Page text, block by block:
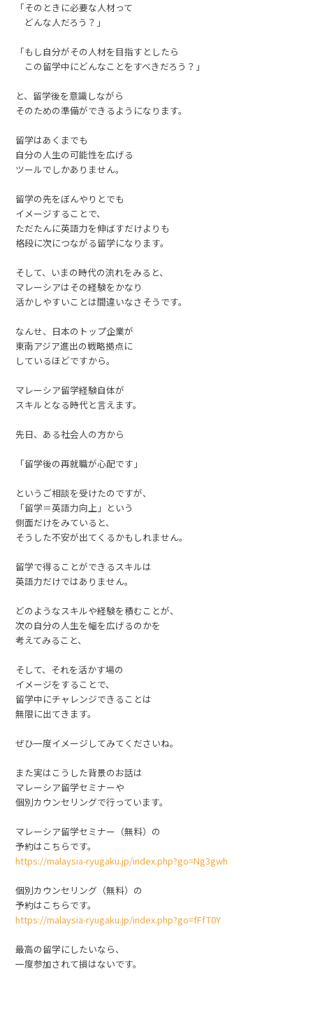
「そのときに必要な人材って
どんな人だろう？」
「もし自分がその人材を目指すとしたら
この留学中にどんなことをすべきだろう？」
と、留学後を意識しながら
そのための準備ができるようになります。
留学はあくまでも
自分の人生の可能性を広げる
ツールでしかありません。
留学の先をぼんやりとでも
イメージすることで、
ただたんに英語力を伸ばすだけよりも
格段に次につながる留学になります。
そして、いまの時代の流れをみると、
マレーシアはその経験をかなり
活かしやすいことは間違いなさそうです。
なんせ、日本のトップ企業が
東南アジア進出の戦略拠点に
しているほどですから。
マレーシア留学経験自体が
スキルとなる時代と言えます。
先日、ある社会人の方から
「留学後の再就職が心配です」
というご相談を受けたのですが、
「留学＝英語力向上」という
側面だけをみていると、
そうした不安が出てくるかもしれません。
留学で得ることができるスキルは
英語力だけではありません。
どのようなスキルや経験を積むことが、
次の自分の人生を幅を広げるのかを
考えてみること、
そして、それを活かす場の
イメージをすることで、
留学中にチャレンジできることは
無限に出てきます。
ぜひ一度イメージしてみてくださいね。
また実はこうした背景のお話は
マレーシア留学セミナーや
個別カウンセリングで行っています。
マレーシア留学セミナー（無料）の
予約はこちらです。
https://malaysia-ryugaku.jp/index.php?go=Ng3gwh
個別カウンセリング（無料）の
予約はこちらです。
https://malaysia-ryugaku.jp/index.php?go=fFfT0Y
最高の留学にしたいなら、
一度参加されて損はないです。